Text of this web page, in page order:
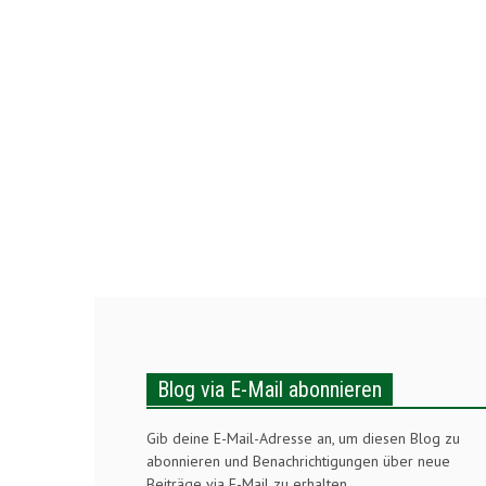
Blog via E-Mail abonnieren
Gib deine E-Mail-Adresse an, um diesen Blog zu
abonnieren und Benachrichtigungen über neue